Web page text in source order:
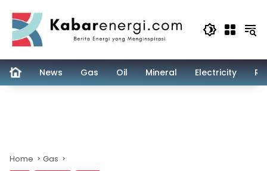
content
News Gas Oil Mineral Electricity
Home Gas